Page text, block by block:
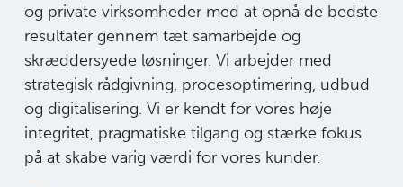
og private virksomheder med at opnå de bedste
resultater gennem tæt samarbejde og
skræddersyede løsninger. Vi arbejder med
strategisk rådgivning, procesoptimering, udbud
og digitalisering. Vi er kendt for vores høje
integritet, pragmatiske tilgang og stærke fokus
på at skabe varig værdi for vores kunder.